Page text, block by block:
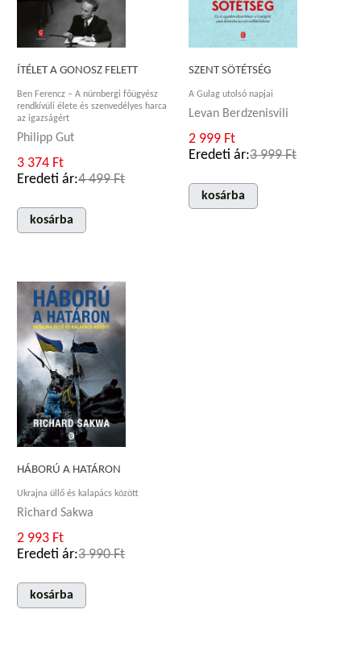
ÍTÉLET A GONOSZ FELETT
Ben Ferencz – A nürnbergi főügyész
rendkívüli élete és szenvedélyes harca
az igazságért
Philipp Gut
3 374 Ft
Eredeti ár:4 499 Ft
kosárba
SZENT SÖTÉTSÉG
A Gulag utolsó napjai
Levan Berdzenisvili
2 999 Ft
Eredeti ár:3 999 Ft
kosárba
HÁBORÚ A HATÁRON
Ukrajna üllő és kalapács között
Richard Sakwa
2 993 Ft
Eredeti ár:3 990 Ft
kosárba